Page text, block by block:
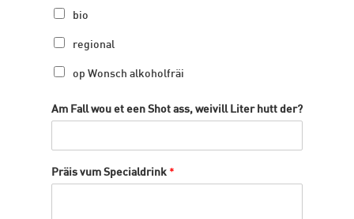
bio
regional
op Wonsch alkoholfräi
Am Fall wou et een Shot ass, weivill Liter hutt der?
Präis vum Specialdrink *